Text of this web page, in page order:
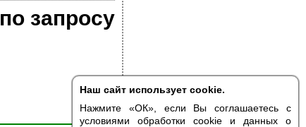
Наш сайт использует cookie.
Нажмите «ОК», если Вы соглашаетесь с
условиями обработки cookie и данных о
по запросу